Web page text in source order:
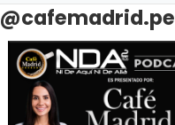
@cafemadrid.pe